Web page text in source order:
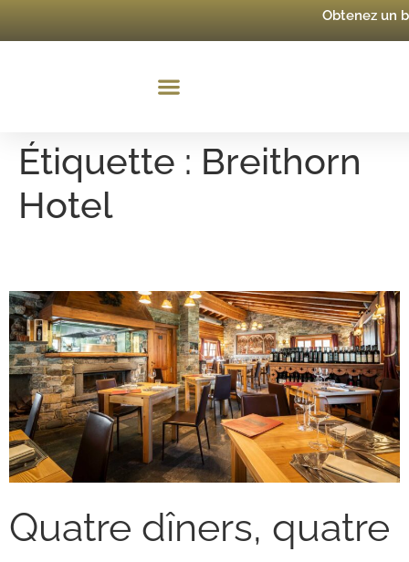
Obtenez un
Étiquette : Breithorn
Hotel
Quatre dîners, quatre